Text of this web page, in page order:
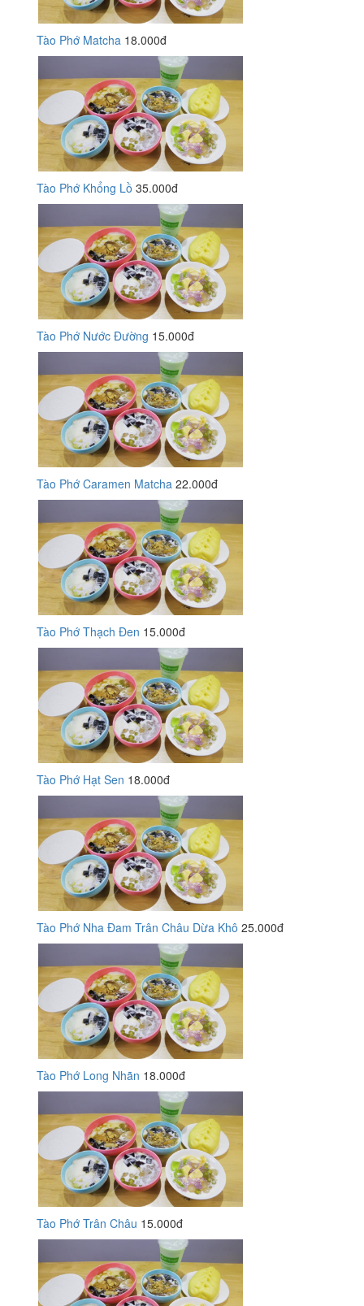
Tào Phớ Matcha 18.000đ
Tào Phớ Khổng Lồ 35.000đ
Tào Phớ Nước Đường 15.000đ
Tào Phớ Caramen Matcha 22.000đ
Tào Phớ Thạch Đen 15.000đ
Tào Phớ Hạt Sen 18.000đ
Tào Phớ Nha Đam Trân Châu Dừa Khô 25.000đ
Tào Phớ Long Nhãn 18.000đ
Tào Phớ Trân Châu 15.000đ